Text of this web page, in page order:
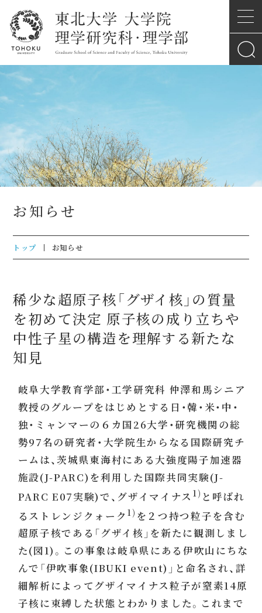
お知らせ
トップ お知らせ
稀少な超原子核「グザイ核」の質量
を初めて決定 原子核の成り立ちや
中性子星の構造を理解する新たな
知見
岐阜大学教育学部・工学研究科 仲澤和馬シニア
教授のグループをはじめとする日・韓・米・中・
独・ミャンマーの６カ国26大学・研究機関の総
勢97名の研究者・大学院生からなる国際研究チ
ームは、茨城県東海村にある大強度陽子加速器
施設(J-PARC)を利用した国際共同実験(J-
PARC E07実験)で、グザイマイナス 1) と呼ばれ
るストレンジクォーク 1) を２つ持つ粒子を含む
超原子核である「グザイ核」を新たに観測しまし
た(図1)。この事象は岐阜県にある伊吹山にちな
んで「伊吹事象(IBUKI event)」と命名され、詳
細解析によってグザイマイナス粒子が窒素14原
子核に束縛した状態とわかりました。これまで